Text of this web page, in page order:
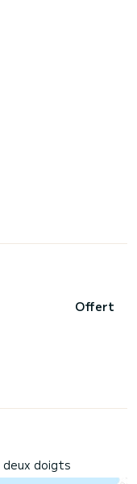
Offert
deux doigts